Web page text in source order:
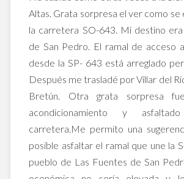
Altas. Grata sorpresa el ver como se
la carretera SO-643. Mi destino
de San Pedro. El ramal de acceso
desde la SP- 643 está arreglado
Después me trasladé por Villar del
Bretún. Otra grata sorpresa
acondicionamiento y
carretera.Me permito una
posible asfaltar el ramal que une la
pueblo de Las Fuentes de San